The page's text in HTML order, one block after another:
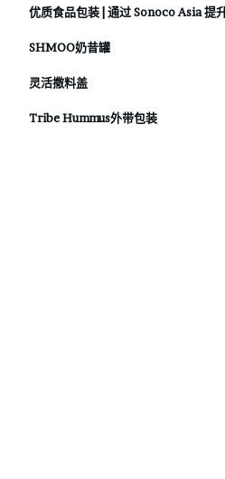
优质食品包装 | 通过 Sonoco Asia 提
SHMOO奶昔罐
灵活撒料盖
Tribe Hummus外带包装